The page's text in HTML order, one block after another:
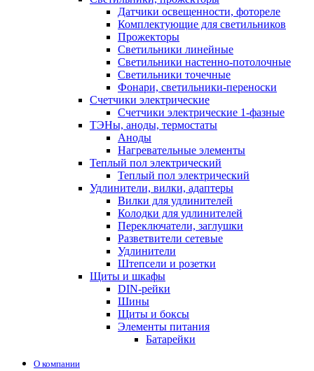
Датчики освещенности, фотореле
Комплектующие для светильников
Прожекторы
Светильники линейные
Светильники настенно-потолочные
Светильники точечные
Фонари, светильники-переноски
Счетчики электрические
Счетчики электрические 1-фазные
ТЭНы, аноды, термостаты
Аноды
Нагревательные элементы
Теплый пол электрический
Теплый пол электрический
Удлинители, вилки, адаптеры
Вилки для удлинителей
Колодки для удлинителей
Переключатели, заглушки
Разветвители сетевые
Удлинители
Штепсели и розетки
Щиты и шкафы
DIN-рейки
Шины
Щиты и боксы
Элементы питания
Батарейки
О компании